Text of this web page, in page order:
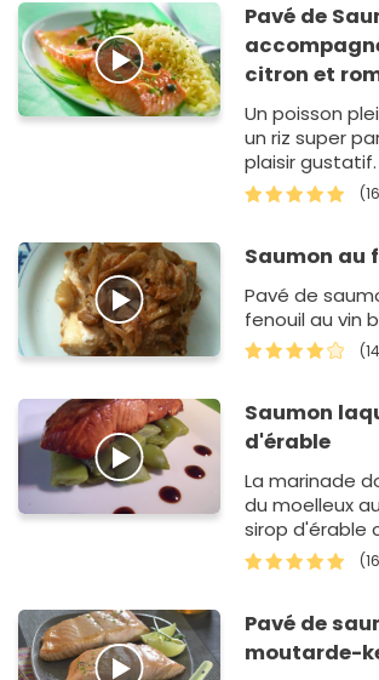
Pavé de
citron et
Un poisson
un riz super
plaisir gustatif.
Saumon au
Pavé de
fenouil au vin
Saumon
d'érable
La marinade
du moelleux
sirop d'érable
légèrement
Pavé de
moutarde-